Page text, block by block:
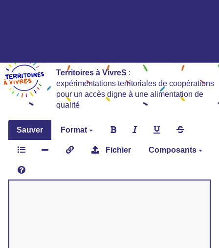
Territoires à VivreS :
expérimentations territoriales de coopérations
pour un accès digne à une alimentation de
qualité
Sauver Format
Fichier Composants